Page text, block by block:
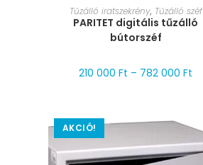
MÉRET VÁLASZTÁSA
Tűzálló iratszekrény, Tűzálló széf
PARITET digitális tűzálló
bútorszéf
210 000Ft – 782 000Ft
AKCIÓ!